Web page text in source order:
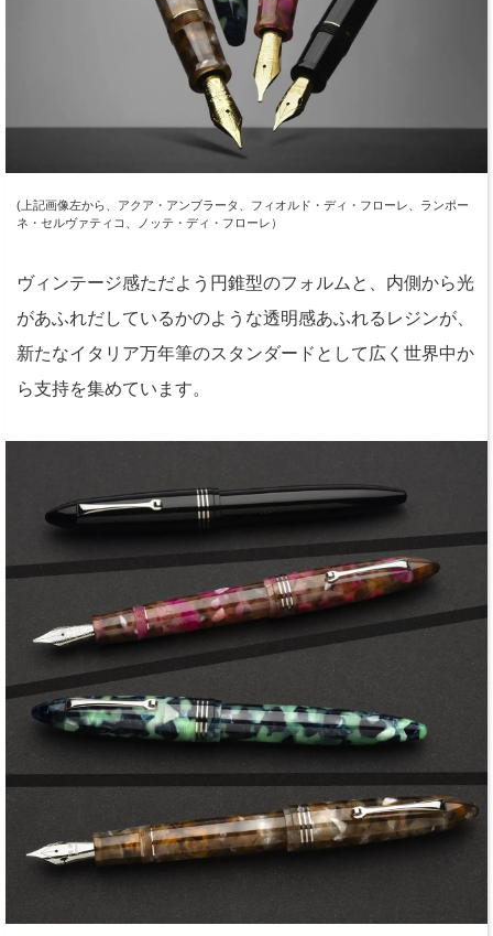
(上記画像左から、アクア・アンブラータ、フィオルド・ディ・フローレ、ランポー
ネ・セルヴァティコ、ノッテ・ディ・フローレ）
ヴィンテージ感ただよう円錐型のフォルムと、内側から光
があふれだしているかのような透明感あふれるレジンが、
新たなイタリア万年筆のスタンダードとして広く世界中か
ら支持を集めています。